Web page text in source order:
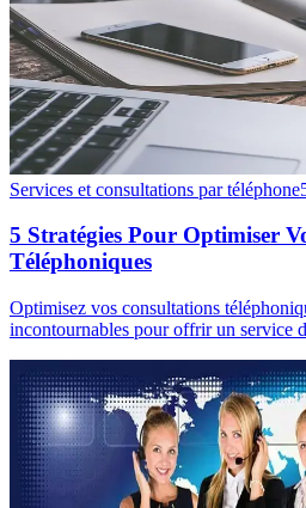
Services et consultations par téléphone
5 Stratégies Pour Optimiser
Téléphoniques
Optimisez vos consultations
incontournables pour offrir un service